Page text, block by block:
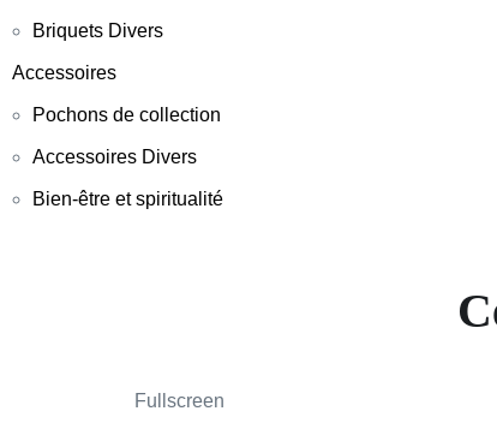
Briquets Divers
Accessoires
Pochons de collection
Accessoires Divers
Bien-être et spiritualité
Fullscreen